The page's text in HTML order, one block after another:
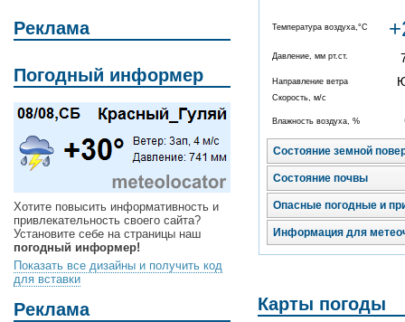
Реклама
Погодный информер
Хотите повысить информативность и
привлекательность своего сайта?
Установите себе на страницы наш
погодный информер!
Показать все дизайны и получить код
для вставки
Реклама
Температура воздуха,°C
Давление, мм рт.ст.
Направление ветра
Скорость, м/с
Влажность воздуха, %
Состояние земной
Состояние почвы
Опасные погодные и
Информация для
Карты погоды